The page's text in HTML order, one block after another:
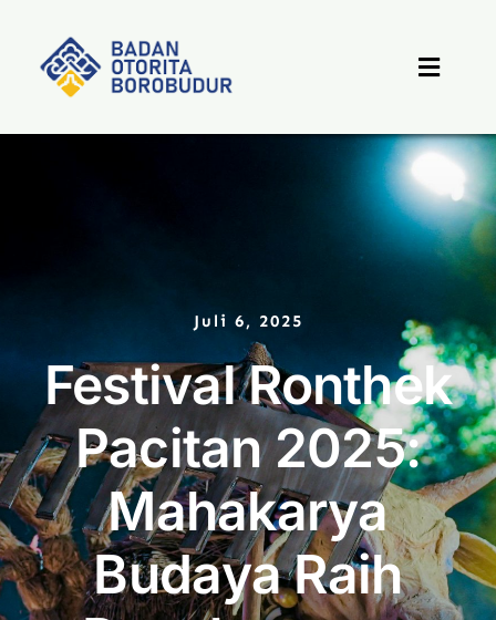
content
Toggle
Destinasi
PPID
Publikasi
Peta Wisata
Juli 6, 2025
Festival Ronthek
Pacitan 2025:
Mahakarya
Budaya Raih